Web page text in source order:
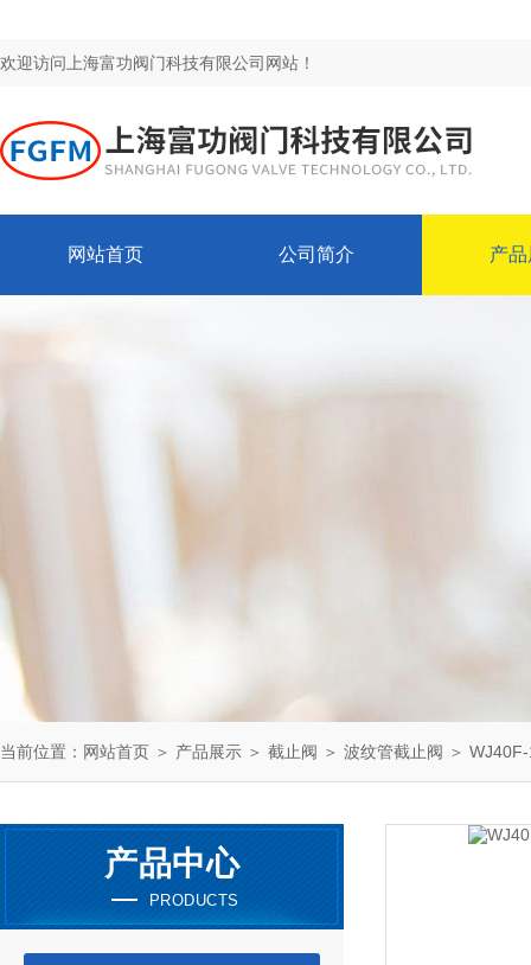
欢迎访问上海富功阀门科技有限公司网站！
网站首页 公司简介 产
当前位置： 网站首页 ＞ 产品展示 ＞ 截止阀 ＞ 波纹管截止阀 ＞
产品中心
PRODUCTS